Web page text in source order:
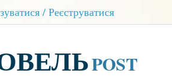
/ Реєструватися
POST